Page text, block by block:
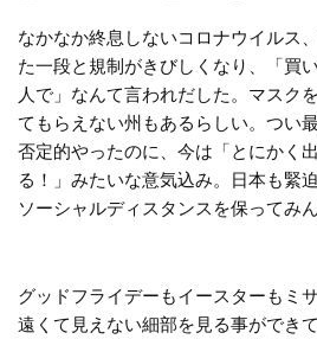
なかなか終息しないコロナウイルス
た一段と規制がきびしくなり、「買
人で」なんて言われだした。マスク
てもらえない州もあるらしい。つい
否定的やったのに、今は「とにかく
る！」みたいな意気込み。日本も緊
ソーシャルディスタンスを保ってみ
グッドフライデーもイースターもミ
遠くて見えない細部を見る事ができ